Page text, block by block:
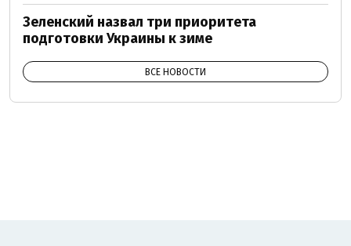
Зеленский назвал три приоритета
подготовки Украины к зиме
ВСЕ НОВОСТИ